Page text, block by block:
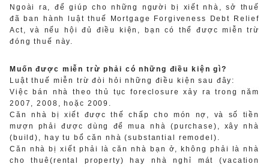
Ngoài ra, để giúp cho những người bị xiết nhà, sở thuế
đã ban hành luật thuế Mortgage Forgiveness Debt Relief
Act, và nếu hội đủ điều kiện, bạn có thể được miễn trừ
đóng thuế này.
Muốn được miễn trừ phải có những điều kiện gì?
Luật thuế miễn trừ đòi hỏi những điều kiện sau đây:
Việc bán nhà theo thủ tục foreclosure xảy ra trong năm
2007, 2008, hoặc 2009.
Căn nhà bị xiết được thế chấp cho món nợ, và số tiền
mượn phải được dùng để mua nhà (purchase), xây nhà
(build), hay tu bổ căn nhà (substantial remodel).
Căn nhà bị xiết phải là căn nhà bạn ở, không phải là nhà
cho thuê(rental property) hay nhà nghỉ mát (vacation